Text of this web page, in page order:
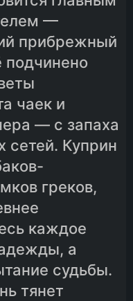
—
прибрежный
подчинено
чаек и
— с запаха
Куприн
греков,
каждое
а
судьбы.
тянет